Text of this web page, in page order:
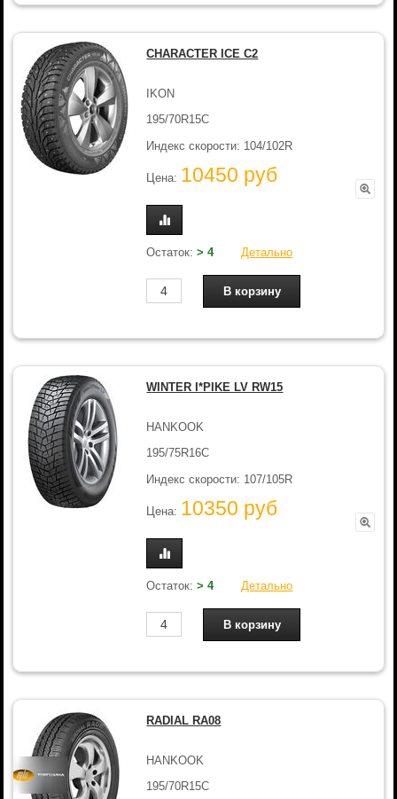
CHARACTER ICE C2
IKON
195/70R15C
Индекс скорости: 104/102R
Цена: 10450 руб
Остаток:> 4 Детально
WINTER I*PIKE LV RW15
HANKOOK
195/75R16C
Индекс скорости: 107/105R
Цена: 10350 руб
Остаток:> 4 Детально
RADIAL RA08
HANKOOK
195/70R15C